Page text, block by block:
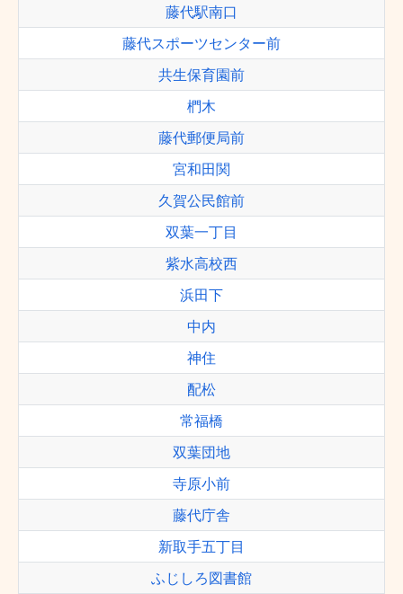
藤代駅南口
藤代スポーツセンター前
共生保育園前
椚木
藤代郵便局前
宮和田関
久賀公民館前
双葉一丁目
紫水高校西
浜田下
中内
神住
配松
常福橋
双葉団地
寺原小前
藤代庁舎
新取手五丁目
ふじしろ図書館